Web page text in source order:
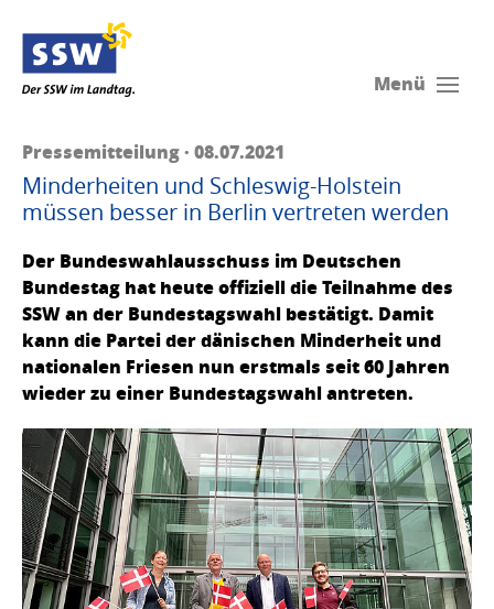
Menü
Pressemitteilung · 08.07.2021
Minderheiten und Schleswig-Holstein
müssen besser in Berlin vertreten werden
Der Bundeswahlausschuss im Deutschen
Bundestag hat heute offiziell die Teilnahme des
SSW an der Bundestagswahl bestätigt. Damit
kann die Partei der dänischen Minderheit und
nationalen Friesen nun erstmals seit 60 Jahren
wieder zu einer Bundestagswahl antreten.